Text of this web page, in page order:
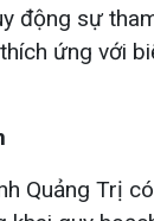
động sự
ứng với
Quảng Trị